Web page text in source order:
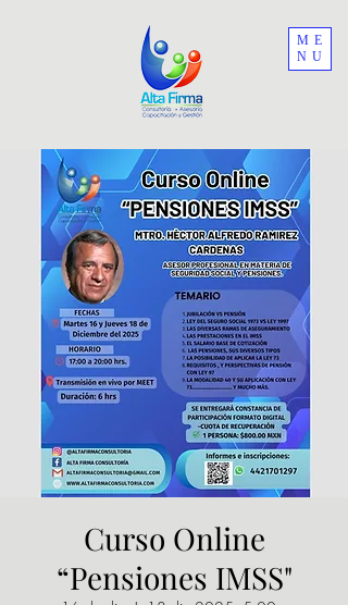
ME
NU
Curso Online
“Pensiones IMSS"